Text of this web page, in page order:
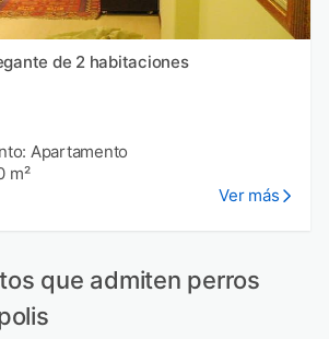
de 2 habitaciones
Apartamento
m²
Ver más
que admiten perros